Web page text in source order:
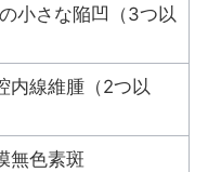
小さな陥凹（3つ以
内線維腫（2つ以
無色素斑